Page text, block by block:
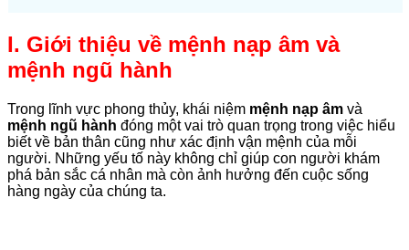
I. Giới thiệu về mệnh nạp âm và
mệnh ngũ hành
Trong lĩnh vực phong thủy, khái niệm mệnh nạp âm và
mệnh ngũ hành đóng một vai trò quan trọng trong việc hiểu
biết về bản thân cũng như xác định vận mệnh của mỗi
người. Những yếu tố này không chỉ giúp con người khám
phá bản sắc cá nhân mà còn ảnh hưởng đến cuộc sống
hàng ngày của chúng ta.